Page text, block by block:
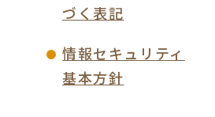
づく表記
情報セキュリティ
基本方針